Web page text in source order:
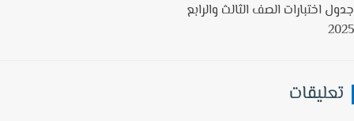
اختبارات الصف الثالث والرابع